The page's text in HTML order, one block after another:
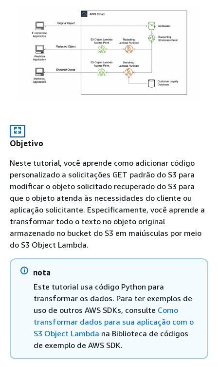
Objetivo
Neste tutorial, você aprende como adicionar código
personalizado a solicitações GET padrão do S3 para
modificar o objeto solicitado recuperado do S3 para
que o objeto atenda às necessidades do cliente ou
aplicação solicitante. Especificamente, você aprende a
transformar todo o texto no objeto original
armazenado no bucket do S3 em maiúsculas por meio
do S3 Object Lambda.
nota
Este tutorial usa código Python para
transformar os dados. Para ter exemplos de
uso de outros AWS SDKs, consulte Como
transformar dados para sua aplicação com o
S3 Object Lambda na Biblioteca de códigos
de exemplo de AWS SDK.